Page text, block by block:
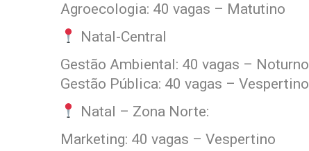
Agroecologia: 40 vagas – Matutino
Natal-Central
Gestão Ambiental: 40 vagas – Noturno
Gestão Pública: 40 vagas – Vespertino
Natal – Zona Norte:
Marketing: 40 vagas – Vespertino